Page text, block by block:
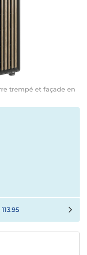
trempé et façade en
113.95